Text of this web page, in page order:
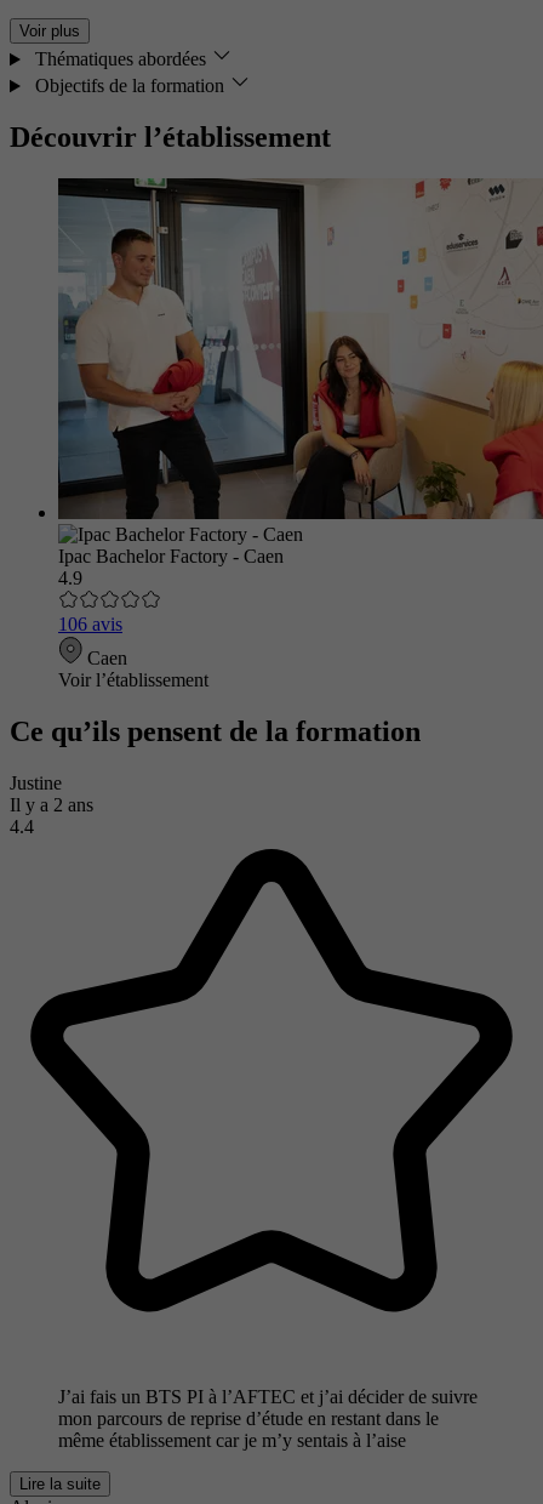
Voir plus
Thématiques abordées
Objectifs de la formation
Découvrir l’établissement
Ipac Bachelor Factory - Caen
4.9
106 avis
Caen
Voir l’établissement
Ce qu’ils pensent de la formation
Justine
Il y a 2 ans
4.4
J’ai fais un BTS PI à l’AFTEC et j’ai décider de suivre
mon parcours de reprise d’étude en restant dans le
même établissement car je m’y sentais à l’aise
Lire la suite